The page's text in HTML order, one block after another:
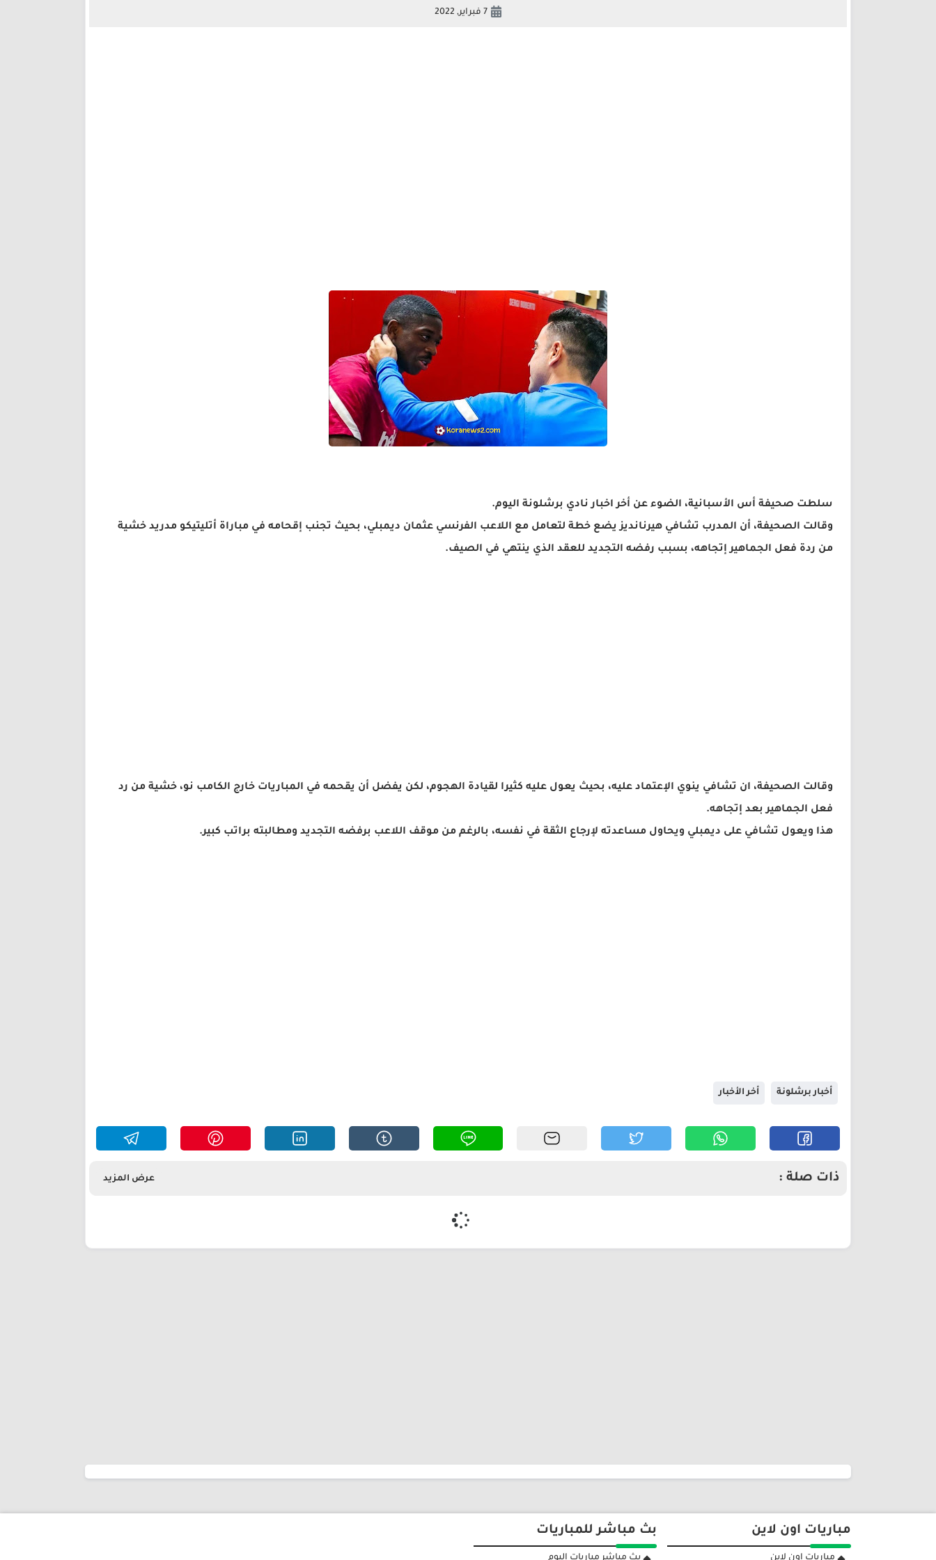
7 فبراير, 2022
سلطت صحيفة أس الأسبانية، الضوء عن أخر اخبار نادي برشلونة اليوم.
وقالت الصحيفة، أن المدرب تشافي هيرنانديز يضع خطة لتعامل مع اللاعب الفرنسي عثمان ديمبلي، بحيث تجنب إقحامه في مباراة أتليتيكو مدريد خشية
من ردة فعل الجماهير إتجاهه، بسبب رفضه التجديد للعقد الذي ينتهي في الصيف.
وقالت الصحيفة، ان تشافي ينوي الإعتماد عليه، بحيث يعول عليه كثيرا لقيادة الهجوم، لكن يفضل أن يقحمه في المباريات خارج الكامب نو، خشية من رد
فعل الجماهير بعد إتجاهه.
هذا ويعول تشافي على ديمبلي ويحاول مساعدته لإرجاع الثقة في نفسه، بالرغم من موقف اللاعب برفضه التجديد ومطالبته براتب كبير.
أخبار برشلونة أخر الأخبار
عرض المزيد ذات صلة :
مباريات اون لاين
مباريات اون لاين
بث مباشر للمباريات
بث مباشر مباريات اليوم